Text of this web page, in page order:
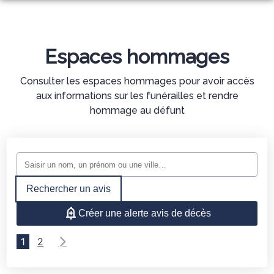
ORGANISER DES OBSÈQUES
PRÉVOIR SES OBSÈQUES
SERVICES AUX FAMILLES
NOTRE AGENCE
CASTELMAUROU
REPOS DU CORPS
ARTICLES FUNÉRAIRES
BOUTIQUE
NOTRE HISTOIRE
Espaces hommages
Consulter les espaces hommages pour avoir accès
aux informations sur les funérailles et rendre
hommage au défunt
Rechercher un avis
Créer une alerte avis de décès
1 2